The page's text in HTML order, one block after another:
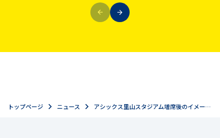
トップページ ニュース アシックス里山スタジアム増席後のイメージ図公開および工事進捗のご報告